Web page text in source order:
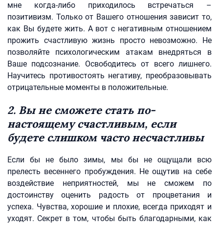
мне когда-либо приходилось встречаться –
позитивизм. Только от Вашего отношения зависит то,
как Вы будете жить. А вот с негативным отношением
прожить счастливую жизнь просто невозможно. Не
позволяйте психологическим атакам внедряться в
Ваше подсознание. Освободитесь от всего лишнего.
Научитесь противостоять негативу, преобразовывать
отрицательные моменты в положительные.
2. Вы не сможете стать по-
настоящему счастливым, если
будете слишком часто несчастливы
Если бы не было зимы, мы бы не ощущали всю
прелесть весеннего пробуждения. Не ощутив на себе
воздействие неприятностей, мы не сможем по
достоинству оценить радость от процветания и
успеха. Чувства, хорошие и плохие, всегда приходят и
уходят. Секрет в том, чтобы быть благодарными, как